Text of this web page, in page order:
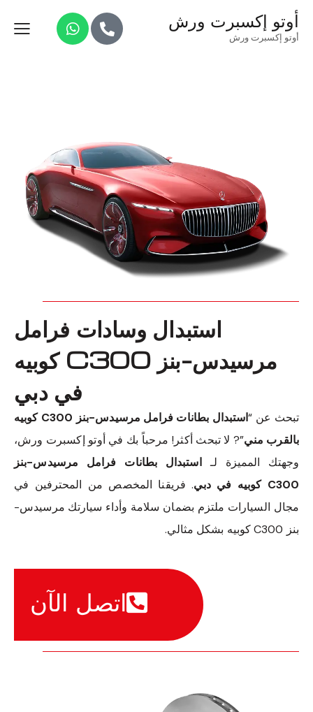
أوتو إكسبرت ورش
أوتو إكسبرت ورش
استبدال وسادات فرامل
مرسيدس-بنز C300 كوبيه
في دبي
تبحث عن “
استبدال بطانات فرامل مرسيدس-بنز C300 كوبيه
بالقرب مني”? لا تبحث أكثر! مرحباً بك في أوتو إكسبرت ورش،
وجهتك المميزة لـاستبدال بطانات فرامل مرسيدس-بنز
C300 كوبيه في دبي
. فريقنا المخصص من المحترفين في
مجال السيارات ملتزم بضمان سلامة وأداء سيارتك مرسيدس-
بنز C300 كوبيه بشكل مثالي.
اتصل الآن